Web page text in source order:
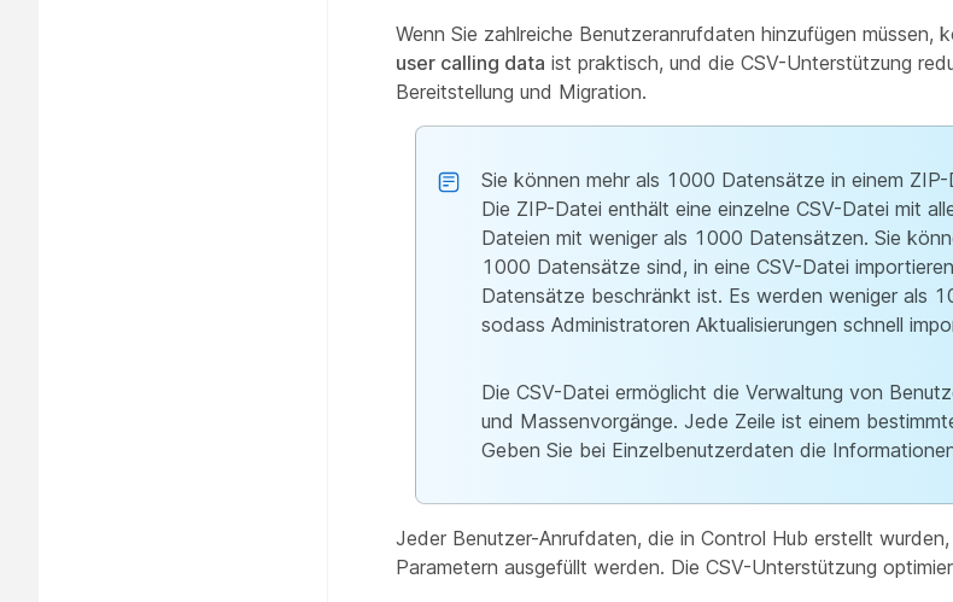
Wenn Sie zahlreiche Benutzeranrufdaten hinzufügen müssen,
user calling data ist praktisch, und die CSV-Unterstützung
Bereitstellung und Migration.
Sie können mehr als 1000 Datensätze in einem
Die ZIP-Datei enthält eine einzelne CSV-Datei mit
Dateien mit weniger als 1000 Datensätzen. Sie
1000 Datensätze sind, in eine CSV-Datei
Datensätze beschränkt ist. Es werden weniger als
sodass Administratoren Aktualisierungen schnell
Die CSV-Datei ermöglicht die Verwaltung von
und Massenvorgänge. Jede Zeile ist einem
Geben Sie bei Einzelbenutzerdaten die
Jeder Benutzer-Anrufdaten, die in Control Hub erstellt
Parametern ausgefüllt werden. Die CSV-Unterstützung